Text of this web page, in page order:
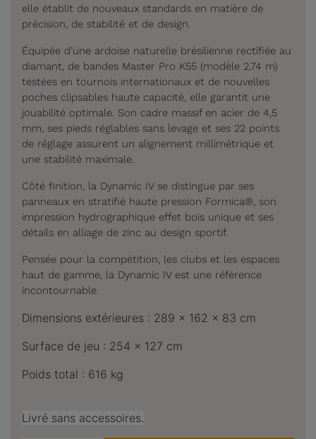
elle établit de nouveaux standards en matière de
précision, de stabilité et de design.
Équipée d’une ardoise naturelle brésilienne rectifiée au
diamant, de bandes Master Pro K55 (modèle 2,74 m)
testées en tournois internationaux et de nouvelles
poches clipsables haute capacité, elle garantit une
jouabilité optimale. Son cadre massif en acier de 4,5
mm, ses pieds réglables sans levage et ses 22 points
de réglage assurent un alignement millimétrique et
une stabilité maximale.
Côté finition, la Dynamic IV se distingue par ses
panneaux en stratifié haute pression Formica®, son
impression hydrographique effet bois unique et ses
détails en alliage de zinc au design sportif.
Pensée pour la compétition, les clubs et les espaces
haut de gamme, la Dynamic IV est une référence
incontournable.
Dimensions extérieures : 289 x 162 x 83 cm
Surface de jeu : 254 x 127 cm
Poids total : 616 kg
Livré sans accessoires.